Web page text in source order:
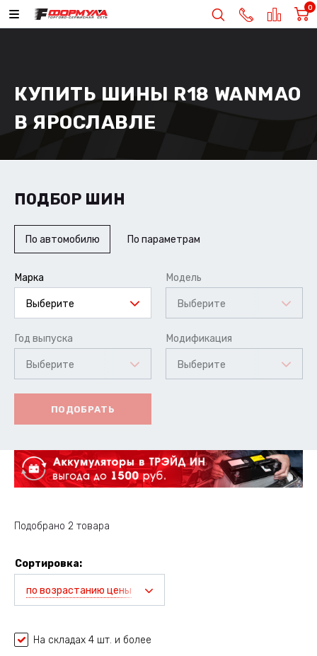
0
КУПИТЬ ШИНЫ R18 WANMAO
В ЯРОСЛАВЛЕ
ПОДБОР ШИН
По автомобилю По параметрам
Марка
Выберите
Модель
Выберите
Год выпуска
Выберите
Модификация
Выберите
ПОДОБРАТЬ
Подобрано 2 товара
Сортировка:
по возрастанию цены
На складах 4 шт. и более